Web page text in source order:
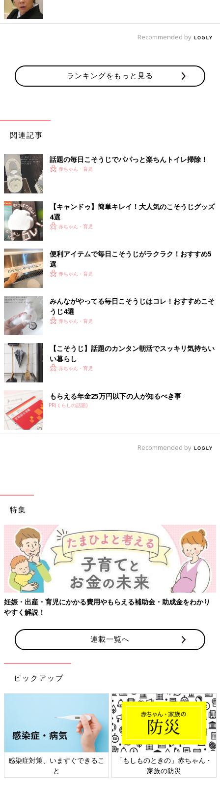
Recommended by
ランキングをもっと見る
関連記事
話題の毎日こそうじでパパっと楽ちんトイレ掃除！
赤ちゃん・育児
【キャンドゥ】簡単キレイ！大人気のこそうじグッズ
4選
赤ちゃん・育児
便利アイテムで毎日こそうじがラクラク！おすすめ5
選
赤ちゃん・育児
みんながやってる毎日こそうじはコレ！おすすめこそ
うじ4選
赤ちゃん・育児
【こそうじ】話題のカンタン朝活でスッキリ気持ちい
い暮らし
赤ちゃん・育児
もらえる年金25万円以下の人が知るべき事
PR(くらしの話題)
Recommended by
特集
妊娠・出産・育児にかかる費用やもらえる補助金・助成金をわかり
やすく解説！
連載一覧へ
ピックアップ
感染症対策、いますぐできるこ
と
「もしものときの」赤ちゃん・
家族の防災